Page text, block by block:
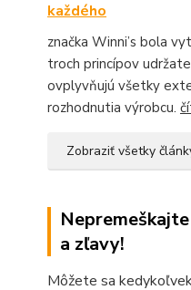
každého
značka Winni’s bola
troch princípov
ovplyvňujú všetky
rozhodnutia výrobcu.
Zobraziť všetky
a zľavy!
Môžete sa